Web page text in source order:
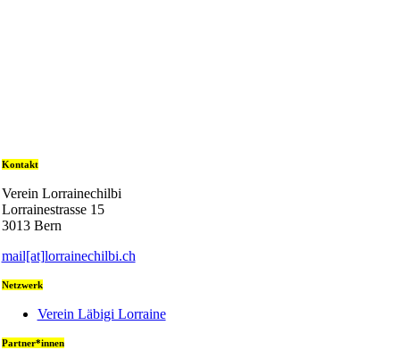
Kontakt
Verein Lorrainechilbi
Lorrainestrasse 15
3013 Bern
mail[at]lorrainechilbi.ch
Netzwerk
Verein Läbigi Lorraine
Partner*innen